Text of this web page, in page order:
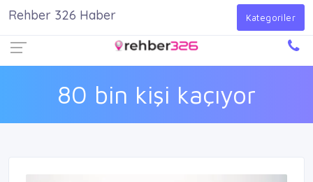
Giriş Yap
80 bin kişi kaçıyor
Rehber 326 Haber Kategoriler